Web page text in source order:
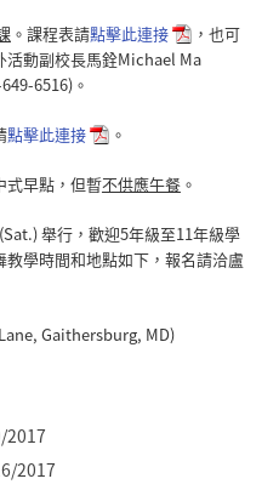
。課程表請點擊此連接
，也可
活動副校長馬銓Michael Ma
6516)。
點擊此連接 。
式早點，但暫不供應午餐。
舉行，歡迎5年級至11年級學
學時間和地點如下，報名請洽盧
Gaithersburg, MD)
2017
2017